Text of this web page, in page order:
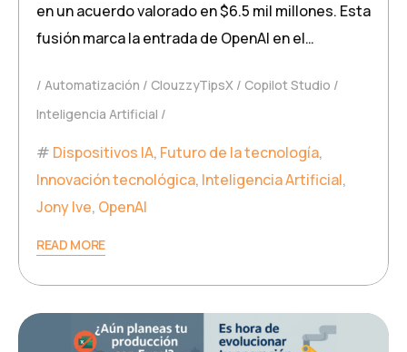
en un acuerdo valorado en $6.5 mil millones. Esta
fusión marca la entrada de OpenAI en el…
Automatización ClouzzyTipsX
Copilot Studio
Inteligencia Artificial
Dispositivos IA, Futuro de la tecnología,
Innovación tecnológica, Inteligencia Artificial,
Jony Ive, OpenAI
READ MORE